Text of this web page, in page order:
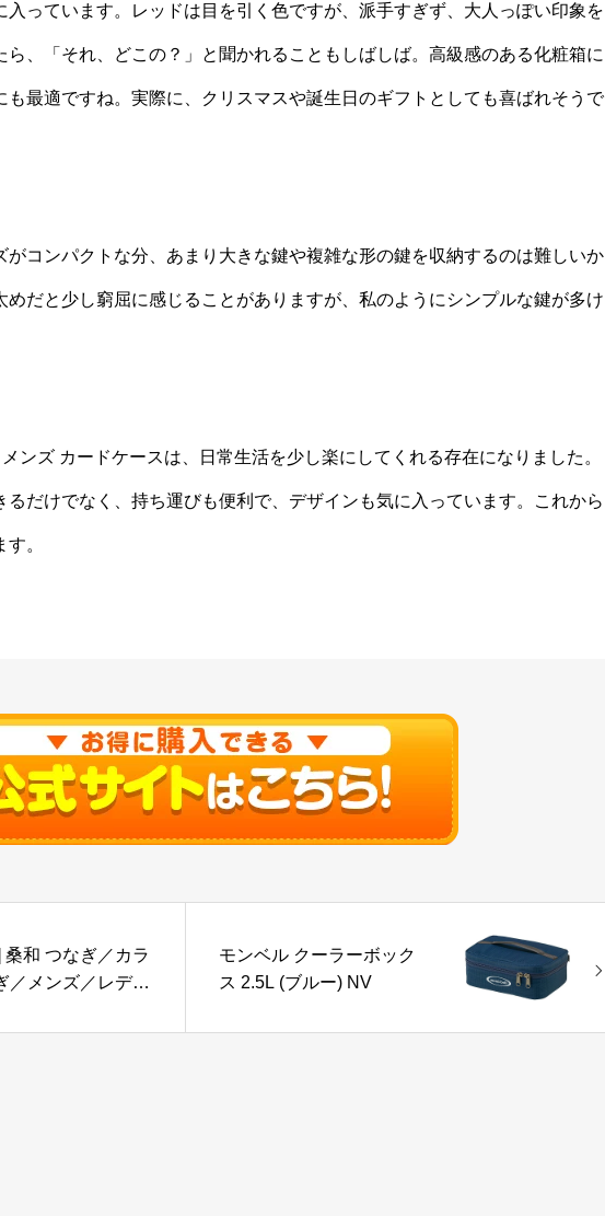
入っています。レッドは目を引く色ですが、派手すぎず、大人っぽい印象を
、「それ、どこの？」と聞かれることもしばしば。高級感のある化粧箱に
も最適ですね。実際に、クリスマスや誕生日のギフトとしても喜ばれそうで
がコンパクトな分、あまり大きな鍵や複雑な形の鍵を収納するのは難しいか
めだと少し窮屈に感じることがありますが、私のようにシンプルな鍵が多け
ンズ カードケースは、日常生活を少し楽にしてくれる存在になりました。
だけでなく、持ち運びも便利で、デザインも気に入っています。これから
。
桑和 つなぎ／カラ
／メンズ／レディ
モンベル クーラーボック
ス 2.5L (ブルー) NV